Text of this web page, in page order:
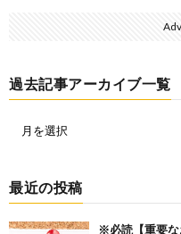
過去記事アーカイブ一覧
最近の投稿
※必読【重要な